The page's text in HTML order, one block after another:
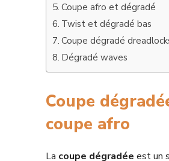
Coupe afro et dégradé
Twist et dégradé bas
Coupe dégradé
Dégradé waves
Coupe
coupe afro
La coupe dégradée est un